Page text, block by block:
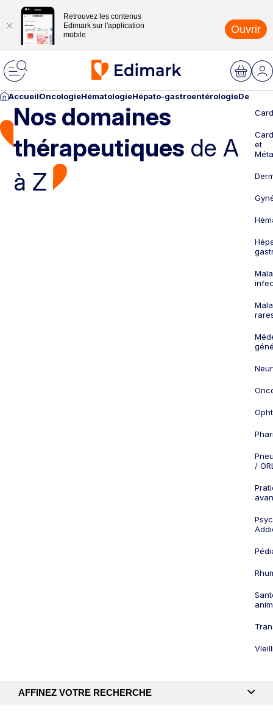
Retrouvez les contenus
Edimark sur l'application
mobile
Ouvrir
AccueilOncologieHématologieHépato-gastroentérologie
Nos domaines
thérapeutiques de A
à Z
et
/
AFFINEZ VOTRE RECHERCHE